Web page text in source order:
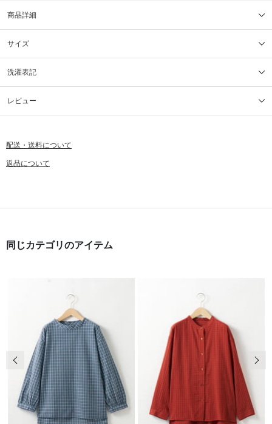
商品詳細
サイズ
洗濯表記
レビュー
配送・送料について
返品について
同じカテゴリのアイテム
前の画像